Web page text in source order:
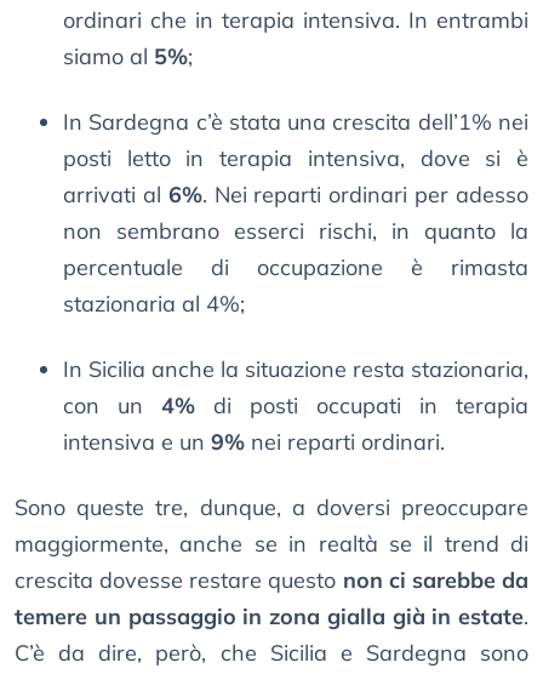
ordinari che in terapia intensiva. In entrambi
siamo al 5%;
In Sardegna c’è stata una crescita dell’1% nei
posti letto in terapia intensiva, dove si è
arrivati al 6%. Nei reparti ordinari per adesso
non sembrano esserci rischi, in quanto la
percentuale di occupazione è rimasta
stazionaria al 4%;
In Sicilia anche la situazione resta stazionaria,
con un 4% di posti occupati in terapia
intensiva e un 9% nei reparti ordinari.
Sono queste tre, dunque, a doversi preoccupare
maggiormente, anche se in realtà se il trend di
crescita dovesse restare questo non ci sarebbe da
temere un passaggio in zona gialla già in estate.
C’è da dire, però, che Sicilia e Sardegna sono